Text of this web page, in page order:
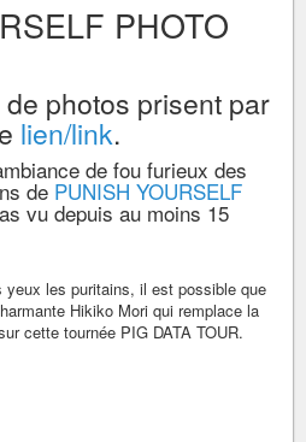
PHOTO
photos prisent par
lien/link.
de fou furieux des
de PUNISH YOURSELF
vu depuis au moins 15
les puritains, il est possible que
Hikiko Mori qui remplace la
cette tournée PIG DATA TOUR.